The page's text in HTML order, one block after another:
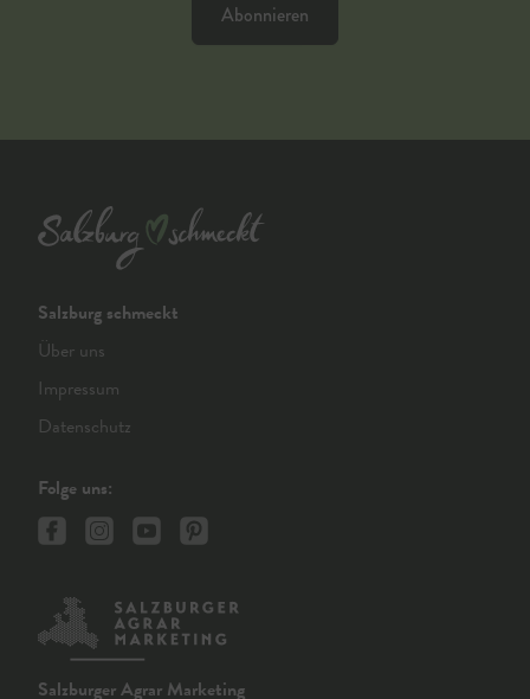
Abonnieren
Salzburg schmeckt
Über uns
Impressum
Datenschutz
Folge uns:
Salzburger Agrar Marketing